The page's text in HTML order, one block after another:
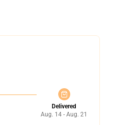
Delivered
Aug. 14 - Aug. 21